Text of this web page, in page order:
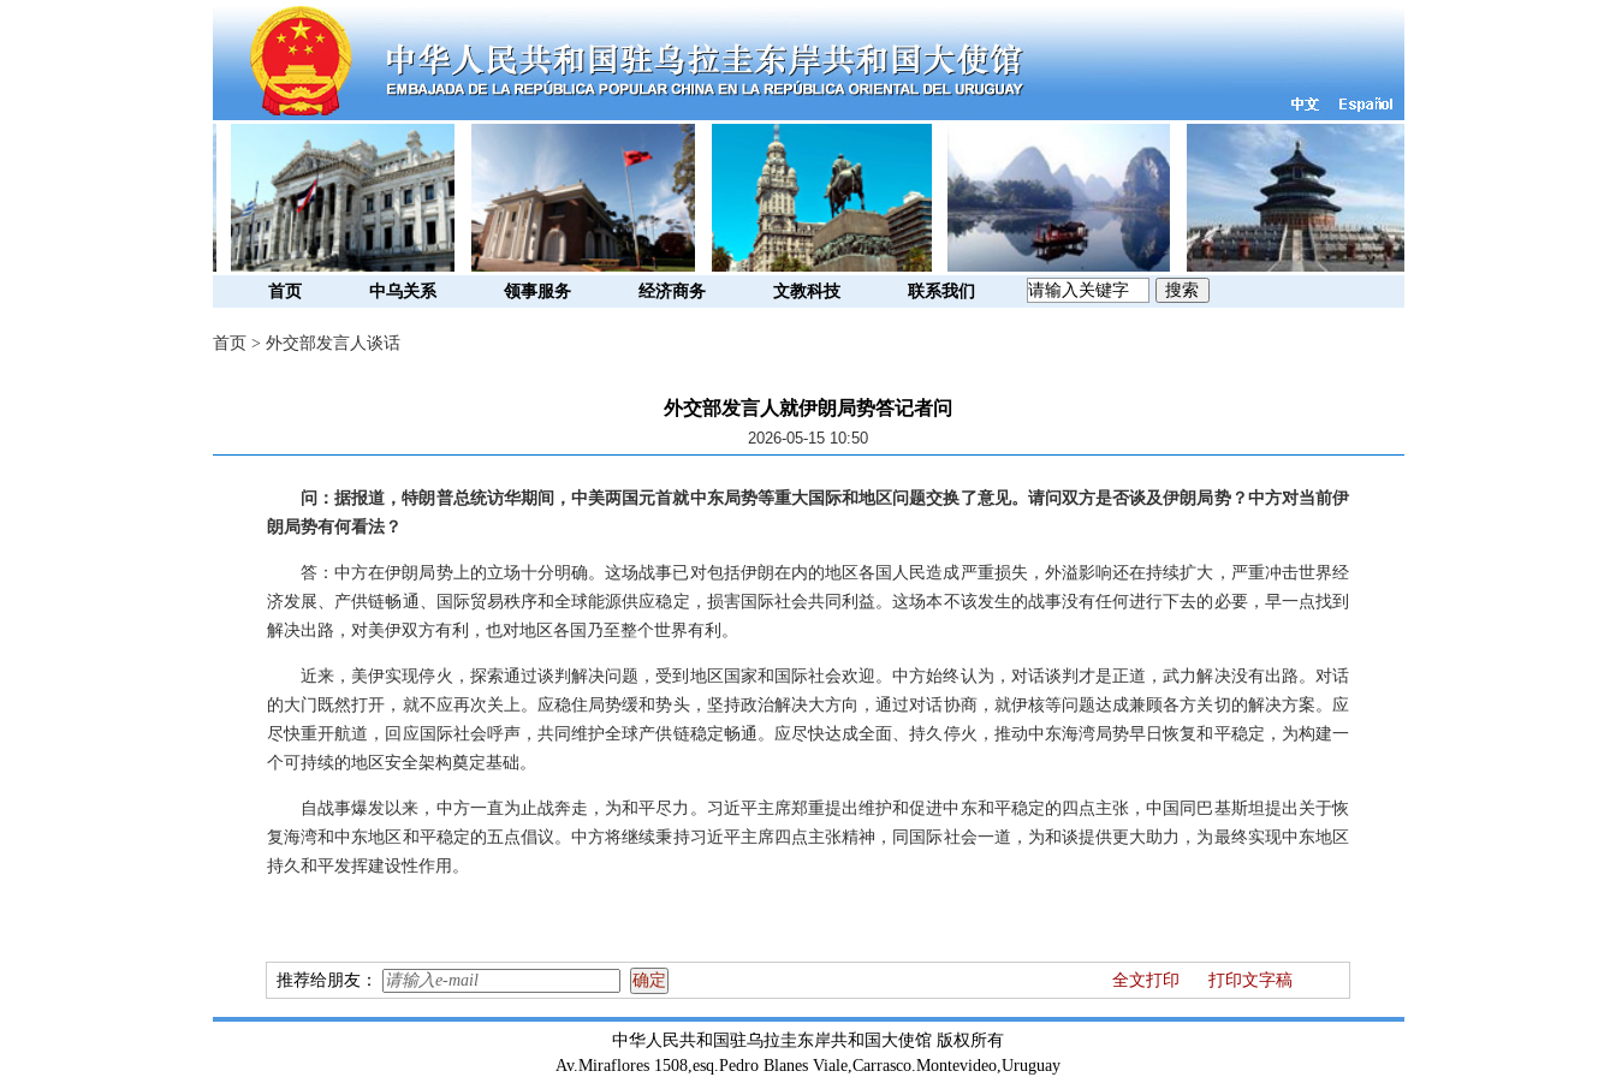
首页 中乌关系 领事服务 经济商务 文教科技 联系我们
首页 > 外交部发言人谈话
外交部发言人就伊朗局势答记者问
2026-05-15 10:50
问：据报道，特朗普总统访华期间，中美两国元首就中东局势等重大国际和地区问题交换了意见。请问双方是否谈及伊朗局势？中方对当前伊
朗局势有何看法？
答：中方在伊朗局势上的立场十分明确。这场战事已对包括伊朗在内的地区各国人民造成严重损失，外溢影响还在持续扩大，严重冲击世界经
济发展、产供链畅通、国际贸易秩序和全球能源供应稳定，损害国际社会共同利益。这场本不该发生的战事没有任何进行下去的必要，早一点找到
解决出路，对美伊双方有利，也对地区各国乃至整个世界有利。
近来，美伊实现停火，探索通过谈判解决问题，受到地区国家和国际社会欢迎。中方始终认为，对话谈判才是正道，武力解决没有出路。对话
的大门既然打开，就不应再次关上。应稳住局势缓和势头，坚持政治解决大方向，通过对话协商，就伊核等问题达成兼顾各方关切的解决方案。应
尽快重开航道，回应国际社会呼声，共同维护全球产供链稳定畅通。应尽快达成全面、持久停火，推动中东海湾局势早日恢复和平稳定，为构建一
个可持续的地区安全架构奠定基础。
自战事爆发以来，中方一直为止战奔走，为和平尽力。习近平主席郑重提出维护和促进中东和平稳定的四点主张，中国同巴基斯坦提出关于恢
复海湾和中东地区和平稳定的五点倡议。中方将继续秉持习近平主席四点主张精神，同国际社会一道，为和谈提供更大助力，为最终实现中东地区
持久和平发挥建设性作用。
推荐给朋友： 全文打印 打印文字稿
中华人民共和国驻乌拉圭东岸共和国大使馆 版权所有
Av.Miraflores 1508,esq.Pedro Blanes Viale,Carrasco.Montevideo,Uruguay